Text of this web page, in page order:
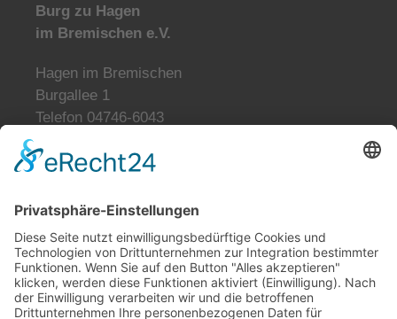
Burg zu Hagen
im Bremischen e.V.
Hagen im Bremischen
Burgallee 1
Telefon 04746-6043
Mo. und Di. geschlossen
Mi., Do., Fr. 9:00-12:00 Uhr
Fr., Sa., So. 13:00-17:00 Uhr
Tickets reservieren